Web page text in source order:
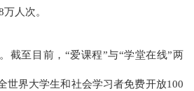
人次。
至目前，“爱课程”与“学堂在线”两
世界大学生和社会学习者免费开放100